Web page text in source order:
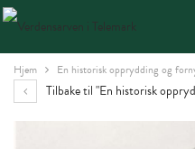
Skip
Content
Hjem En historisk opprydding og
Tilbake til "En historisk